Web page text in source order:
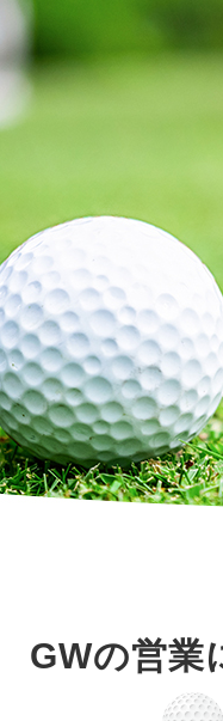
GWの営業